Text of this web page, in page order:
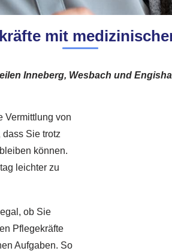
mit
Inneberg, Wesbach und
Vermittlung von
Sie trotz
können.
leichter zu
ob Sie
Pflegekräfte
Aufgaben. So